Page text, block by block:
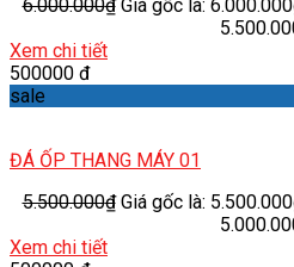
6.000.000₫ Giá gốc là:
Xem chi tiết
500000 đ
sale
ĐÁ ỐP THANG MÁY 01
5.500.000₫ Giá gốc là:
Xem chi tiết